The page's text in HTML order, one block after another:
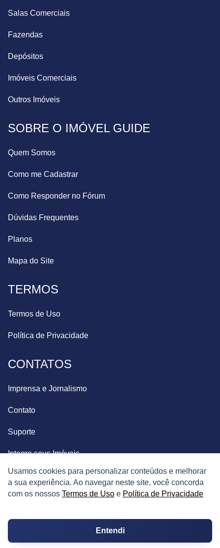
Usamos cookies para personalizar conteúdos e melhorar
a sua experiência. Ao navegar neste site, você concorda
com os nossos Termos de Uso e Política de Privacidade
Entendi
Salas Comerciais
Fazendas
Depósitos
Imóveis Comerciais
Outros Imóveis
SOBRE O IMÓVEL GUIDE
Quem Somos
Como me Cadastrar
Como Responder no Fórum
Dúvidas Frequentes
Planos
Mapa do Site
TERMOS
Termos de Uso
Política de Privacidade
CONTATOS
Imprensa e Jornalismo
Contato
Suporte
Integre seus Imóveis
© Copyright 2026. Todos os direitos reservados.